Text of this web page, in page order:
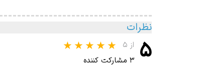
نظرات
۵ از ۵
۳ مشارکت کننده